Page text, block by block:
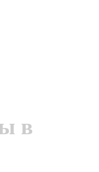
в